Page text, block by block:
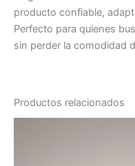
producto confiable,
Perfecto para quienes
sin perder la comodidad
Productos relacionados